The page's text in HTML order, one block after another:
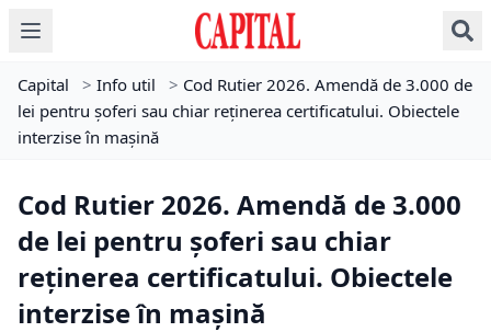
Capital > Info util > Cod Rutier 2026. Amendă de 3.000 de
lei pentru șoferi sau chiar reținerea certificatului. Obiectele
interzise în mașină
Cod Rutier 2026. Amendă de 3.000
de lei pentru șoferi sau chiar
reținerea certificatului. Obiectele
interzise în mașină